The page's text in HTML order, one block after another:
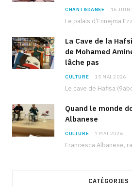
CHANT&DANSE 16 JUIN
La Cave de la
de Mohamed
lâche pas
CULTURE 15 MAI 2026
Quand le monde
Albanese
CULTURE 7 MAI 2026
CATÉGORIES